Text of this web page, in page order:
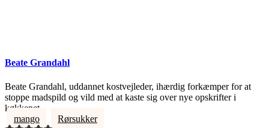
Beate Grandahl
Beate Grandahl, uddannet kostvejleder, ihærdig forkæmper for at
stoppe madspild og vild med at kaste sig over nye opskrifter i
køkkenet.
mango
Rørsukker